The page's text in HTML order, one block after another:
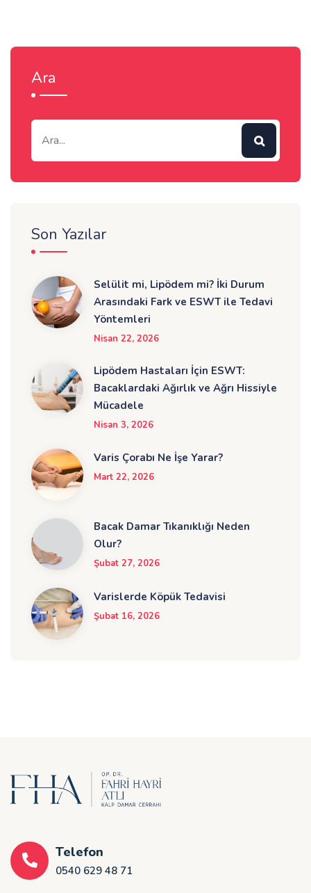
Ara
Son Yazılar
Selülit mi, Lipödem mi? İki Durum
Arasındaki Fark ve ESWT ile Tedavi
Yöntemleri
Nisan 22, 2026
Lipödem Hastaları İçin ESWT:
Bacaklardaki Ağırlık ve Ağrı Hissiyle
Mücadele
Nisan 3, 2026
Varis Çorabı Ne İşe Yarar?
Mart 22, 2026
Bacak Damar Tıkanıklığı Neden
Olur?
Şubat 27, 2026
Varislerde Köpük Tedavisi
Şubat 16, 2026
Telefon
0540 629 48 71